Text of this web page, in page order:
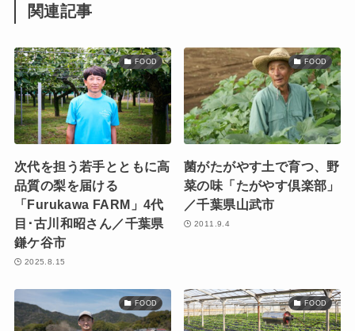
関連記事
FOOD
次代を担う若手とともに高
品質の梨を届ける
「Furukawa FARM」4代
目･古川和昭さん／千葉県
鎌ケ谷市
2025.8.15
FOOD
菌がたがやす土で育つ、野
菜の味「たがやす倶楽部」
／千葉県山武市
2011.9.4
FOOD FOOD